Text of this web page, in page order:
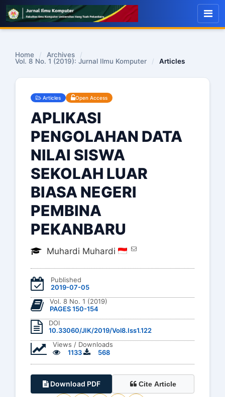
Home / Archives
/
Vol. 8 No. 1 (2019): Jurnal Ilmu Komputer
/ Articles
Articles Open Access
APLIKASI
PENGOLAHAN DATA
NILAI SISWA
SEKOLAH LUAR
BIASA NEGERI
PEMBINA
PEKANBARU
Muhardi Muhardi
Published
2019-07-05
Vol. 8 No. 1 (2019)
PAGES 150-154
DOI
10.33060/JIK/2019/Vol8.Iss1.122
Views / Downloads
1133
568
Download PDF Cite Article